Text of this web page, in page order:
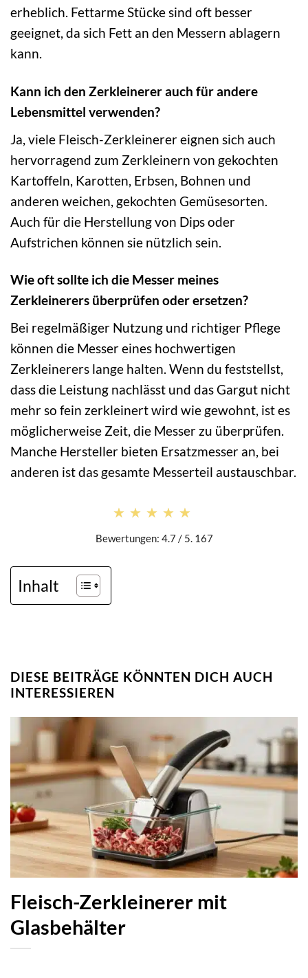
erheblich. Fettarme Stücke sind oft besser
geeignet, da sich Fett an den Messern ablagern
kann.
Kann ich den Zerkleinerer auch für andere
Lebensmittel verwenden?
Ja, viele Fleisch-Zerkleinerer eignen sich auch
hervorragend zum Zerkleinern von gekochten
Kartoffeln, Karotten, Erbsen, Bohnen und
anderen weichen, gekochten Gemüsesorten.
Auch für die Herstellung von Dips oder
Aufstrichen können sie nützlich sein.
Wie oft sollte ich die Messer meines
Zerkleinerers überprüfen oder ersetzen?
Bei regelmäßiger Nutzung und richtiger Pflege
können die Messer eines hochwertigen
Zerkleinerers lange halten. Wenn du feststellst,
dass die Leistung nachlässt und das Gargut nicht
mehr so fein zerkleinert wird wie gewohnt, ist es
möglicherweise Zeit, die Messer zu überprüfen.
Manche Hersteller bieten Ersatzmesser an, bei
anderen ist das gesamte Messerteil austauschbar.
★★★★★
★★★★★
Bewertungen: 4.7 / 5. 167
Inhalt
DIESE BEITRÄGE KÖNNTEN DICH AUCH
INTERESSIEREN
Fleisch-Zerkleinerer mit
Glasbehälter